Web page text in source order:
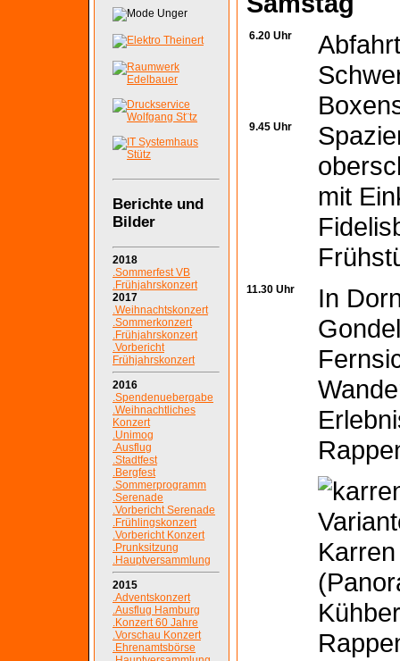
Berichte und
Bilder
2018
.Sommerfest VB
.Frühjahrskonzert
2017
.Weihnachtskonzert
.Sommerkonzert
.Frühjahrskonzert
.Vorbericht
Frühjahrskonzert
2016
.Spendenuebergabe
.Weihnachtliches
Konzert
.Unimog
.Ausflug
.Stadtfest
.Bergfest
.Sommerprogramm
.Serenade
.Vorbericht Serenade
.Frühlingskonzert
.Vorbericht Konzert
.Prunksitzung
.Hauptversammlung
2015
.Adventskonzert
.Ausflug Hamburg
.Konzert 60 Jahre
.Vorschau Konzert
.Ehrenamtsbörse
6.20 Uhr
9.45 Uhr
mit
11.30 Uhr
In